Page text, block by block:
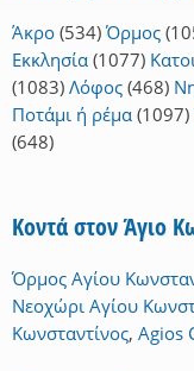
Άκρο (534) Όρμος
Εκκλησία (1077)
(1083) Λόφος (468)
Ποτάμι ή ρέμα (1097)
(648)
Κοντά στον Άγιο
Όρμος Αγίου
Νεοχώρι Αγίου
Κωνσταντίνος, Agios